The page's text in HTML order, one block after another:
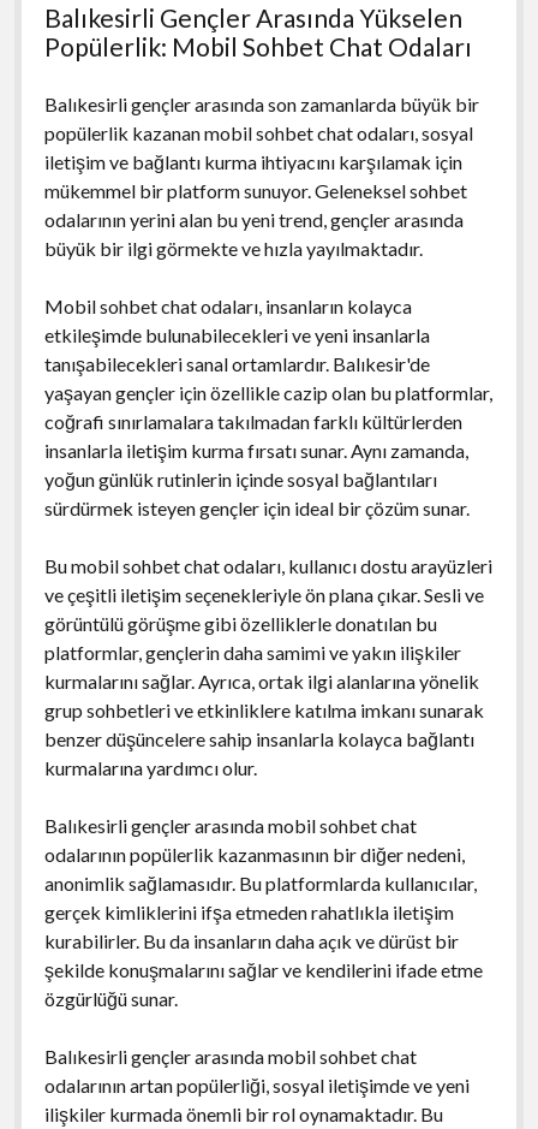
Balıkesirli Gençler Arasında Yükselen
Popülerlik: Mobil Sohbet Chat Odaları
Balıkesirli gençler arasında son zamanlarda büyük bir
popülerlik kazanan mobil sohbet chat odaları, sosyal
iletişim ve bağlantı kurma ihtiyacını karşılamak için
mükemmel bir platform sunuyor. Geleneksel sohbet
odalarının yerini alan bu yeni trend, gençler arasında
büyük bir ilgi görmekte ve hızla yayılmaktadır.
Mobil sohbet chat odaları, insanların kolayca
etkileşimde bulunabilecekleri ve yeni insanlarla
tanışabilecekleri sanal ortamlardır. Balıkesir'de
yaşayan gençler için özellikle cazip olan bu platformlar,
coğrafi sınırlamalara takılmadan farklı kültürlerden
insanlarla iletişim kurma fırsatı sunar. Aynı zamanda,
yoğun günlük rutinlerin içinde sosyal bağlantıları
sürdürmek isteyen gençler için ideal bir çözüm sunar.
Bu mobil sohbet chat odaları, kullanıcı dostu arayüzleri
ve çeşitli iletişim seçenekleriyle ön plana çıkar. Sesli ve
görüntülü görüşme gibi özelliklerle donatılan bu
platformlar, gençlerin daha samimi ve yakın ilişkiler
kurmalarını sağlar. Ayrıca, ortak ilgi alanlarına yönelik
grup sohbetleri ve etkinliklere katılma imkanı sunarak
benzer düşüncelere sahip insanlarla kolayca bağlantı
kurmalarına yardımcı olur.
Balıkesirli gençler arasında mobil sohbet chat
odalarının popülerlik kazanmasının bir diğer nedeni,
anonimlik sağlamasıdır. Bu platformlarda kullanıcılar,
gerçek kimliklerini ifşa etmeden rahatlıkla iletişim
kurabilirler. Bu da insanların daha açık ve dürüst bir
şekilde konuşmalarını sağlar ve kendilerini ifade etme
özgürlüğü sunar.
Balıkesirli gençler arasında mobil sohbet chat
odalarının artan popülerliği, sosyal iletişimde ve yeni
ilişkiler kurmada önemli bir rol oynamaktadır. Bu